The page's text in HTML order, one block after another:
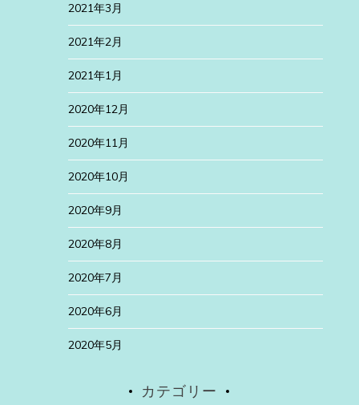
2021年3月
2021年2月
2021年1月
2020年12月
2020年11月
2020年10月
2020年9月
2020年8月
2020年7月
2020年6月
2020年5月
カテゴリー